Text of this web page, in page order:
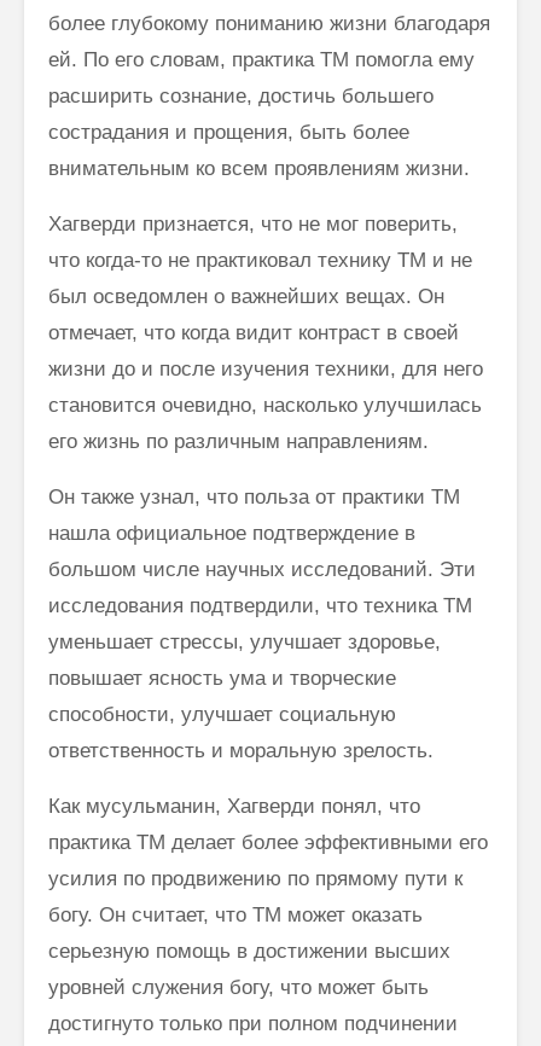
более глубокому пониманию жизни благодаря
ей. По его словам, практика ТМ помогла ему
расширить сознание, достичь большего
сострадания и прощения, быть более
внимательным ко всем проявлениям жизни.
Хагверди признается, что не мог поверить,
что когда-то не практиковал технику ТМ и не
был осведомлен о важнейших вещах. Он
отмечает, что когда видит контраст в своей
жизни до и после изучения техники, для него
становится очевидно, насколько улучшилась
его жизнь по различным направлениям.
Он также узнал, что польза от практики ТМ
нашла официальное подтверждение в
большом числе научных исследований. Эти
исследования подтвердили, что техника ТМ
уменьшает стрессы, улучшает здоровье,
повышает ясность ума и творческие
способности, улучшает социальную
ответственность и моральную зрелость.
Как мусульманин, Хагверди понял, что
практика ТМ делает более эффективными его
усилия по продвижению по прямому пути к
богу. Он считает, что ТМ может оказать
серьезную помощь в достижении высших
уровней служения богу, что может быть
достигнуто только при полном подчинении
Как говорить
соответственно
моменту и
окружению
Махариши
Махеш Йоги:
“Неправильное
толкование Вед,
Упанишад,
философии
философии
йоги…”
Три облика
Махариши
говорим
“Джайя
такое